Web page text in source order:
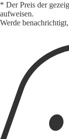
* Der Preis der
aufweisen.
Werde